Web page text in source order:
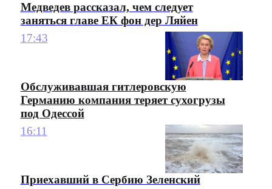
Медведев рассказал, чем следует
заняться главе ЕК фон дер Ляйен
17:43
Обслуживавшая гитлеровскую
Германию компания теряет сухогрузы
под Одессой
16:11
Приехавший в Сербию Зеленский